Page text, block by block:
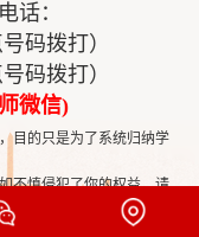
话：
码拨打）
码拨打）
微信)
目的只是为了系统归纳学
不慎侵犯了你的权益，请